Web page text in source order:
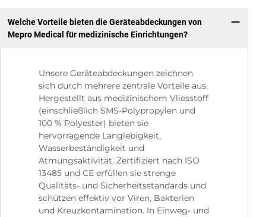
Welche Vorteile bieten die Geräteabdeckungen von
Mepro Medical für medizinische Einrichtungen?
Unsere Geräteabdeckungen zeichnen
sich durch mehrere zentrale Vorteile aus.
Hergestellt aus medizinischem Vliesstoff
(einschließlich SMS-Polypropylen und
100 % Polyester) bieten sie
hervorragende Langlebigkeit,
Wasserbeständigkeit und
Atmungsaktivität. Zertifiziert nach ISO
13485 und CE erfüllen sie strenge
Qualitäts- und Sicherheitsstandards und
schützen effektiv vor Viren, Bakterien
und Kreuzkontamination. In Einweg- und